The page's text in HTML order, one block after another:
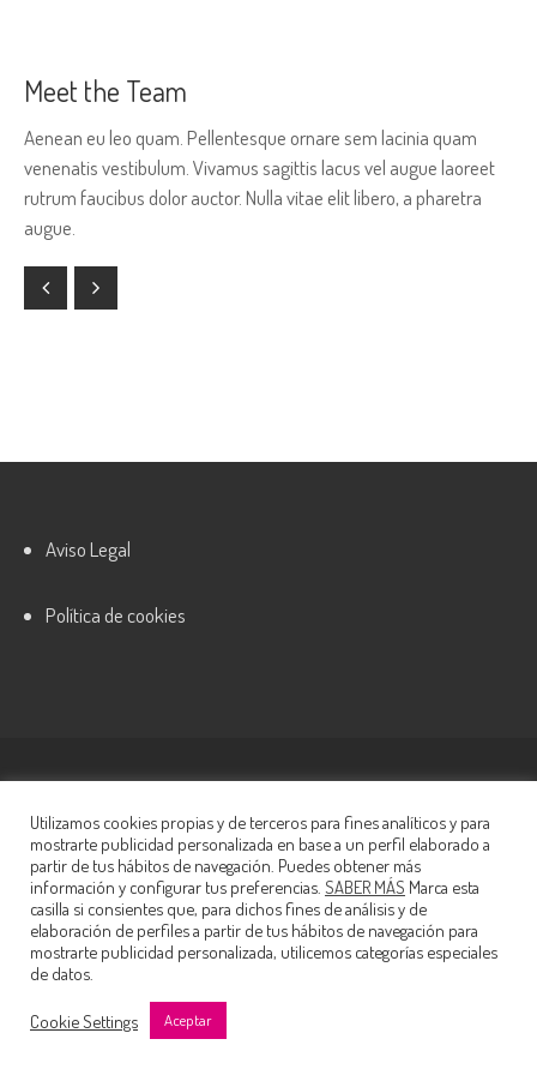
Meet the Team
Aenean eu leo quam. Pellentesque ornare sem lacinia quam
venenatis vestibulum. Vivamus sagittis lacus vel augue laoreet
rutrum faucibus dolor auctor. Nulla vitae elit libero, a pharetra
augue.
Aviso Legal
Política de cookies
© 2022 Nautalia Viajes S.L.
Utilizamos cookies propias y de terceros para fines analíticos y para
mostrarte publicidad personalizada en base a un perfil elaborado a
partir de tus hábitos de navegación. Puedes obtener más
información y configurar tus preferencias. SABER MÁS Marca esta
casilla si consientes que, para dichos fines de análisis y de
elaboración de perfiles a partir de tus hábitos de navegación para
mostrarte publicidad personalizada, utilicemos categorías especiales
de datos.
Cookie Settings Aceptar